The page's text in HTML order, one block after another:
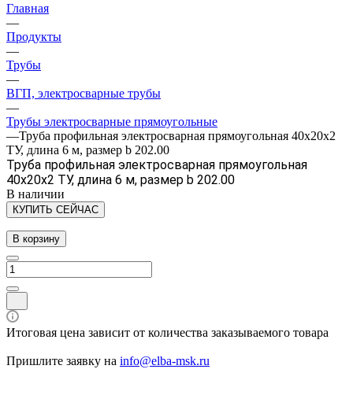
Главная
—
Продукты
—
Трубы
—
ВГП, электросварные трубы
—
Трубы электросварные прямоугольные
—Труба профильная электросварная прямоугольная 40х20х2
ТУ, длина 6 м, размер b 202.00
Труба профильная электросварная прямоугольная
40х20х2 ТУ, длина 6 м, размер b 202.00
В наличии
КУПИТЬ СЕЙЧАС
В корзину
Итоговая цена зависит от количества заказываемого товара
Пришлите заявку на info@elba-msk.ru